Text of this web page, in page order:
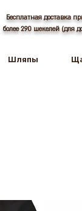
Бесплатная доставка
более 290 шекелей (для
Шляпы